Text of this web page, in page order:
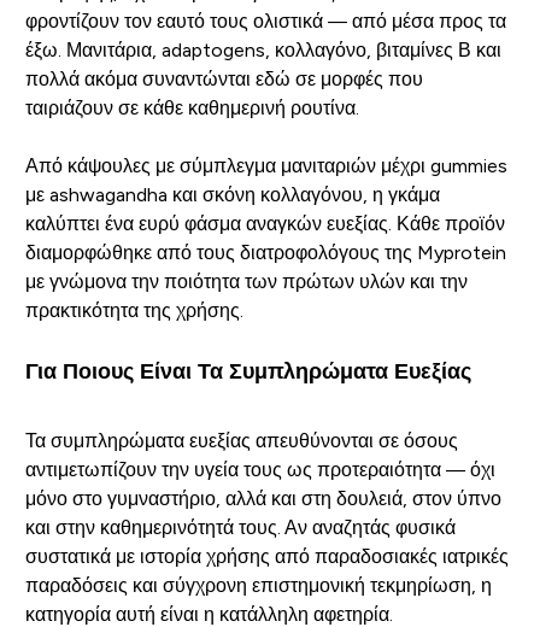
φροντίζουν τον εαυτό τους ολιστικά — από μέσα προς τα
έξω. Μανιτάρια, adaptogens, κολλαγόνο, βιταμίνες Β και
πολλά ακόμα συναντώνται εδώ σε μορφές που
ταιριάζουν σε κάθε καθημερινή ρουτίνα.
Από κάψουλες με σύμπλεγμα μανιταριών μέχρι gummies
με ashwagandha και σκόνη κολλαγόνου, η γκάμα
καλύπτει ένα ευρύ φάσμα αναγκών ευεξίας. Κάθε προϊόν
διαμορφώθηκε από τους διατροφολόγους της Myprotein
με γνώμονα την ποιότητα των πρώτων υλών και την
πρακτικότητα της χρήσης.
Για Ποιους Είναι Τα Συμπληρώματα Ευεξίας
Τα συμπληρώματα ευεξίας απευθύνονται σε όσους
αντιμετωπίζουν την υγεία τους ως προτεραιότητα — όχι
μόνο στο γυμναστήριο, αλλά και στη δουλειά, στον ύπνο
και στην καθημερινότητά τους. Αν αναζητάς φυσικά
συστατικά με ιστορία χρήσης από παραδοσιακές ιατρικές
παραδόσεις και σύγχρονη επιστημονική τεκμηρίωση, η
κατηγορία αυτή είναι η κατάλληλη αφετηρία.